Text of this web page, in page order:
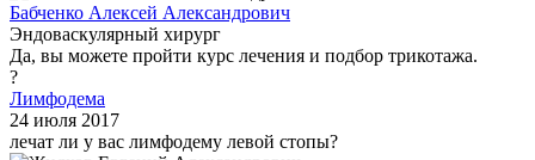
Бабченко Алексей Александрович
Эндоваскулярный хирург
Да, вы можете пройти курс лечения и подбор трикотажа.
?
Лимфодема
24 июля 2017
лечат ли у вас лимфодему левой стопы?